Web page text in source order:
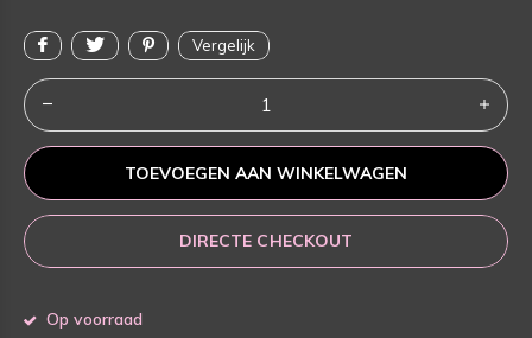
Vergelijk
TOEVOEGEN AAN WINKELWAGEN
DIRECTE CHECKOUT
Op voorraad